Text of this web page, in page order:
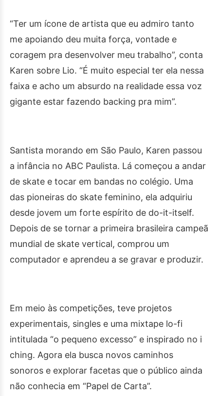
“Ter um ícone de artista que eu admiro tanto
me apoiando deu muita força, vontade e
coragem pra desenvolver meu trabalho”, conta
Karen sobre Lio. “É muito especial ter ela nessa
faixa e acho um absurdo na realidade essa voz
gigante estar fazendo backing pra mim”.
Santista morando em São Paulo, Karen passou
a infância no ABC Paulista. Lá começou a andar
de skate e tocar em bandas no colégio. Uma
das pioneiras do skate feminino, ela adquiriu
desde jovem um forte espírito de do-it-itself.
Depois de se tornar a primeira brasileira campeã
mundial de skate vertical, comprou um
computador e aprendeu a se gravar e produzir.
Em meio às competições, teve projetos
experimentais, singles e uma mixtape lo-fi
intitulada “o pequeno excesso” e inspirado no i
ching. Agora ela busca novos caminhos
sonoros e explorar facetas que o público ainda
não conhecia em “Papel de Carta”.